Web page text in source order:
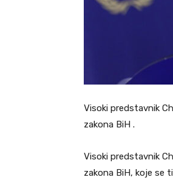
Visoki predstavnik
zakona BiH .
Visoki predstavnik
zakona BiH, koje se